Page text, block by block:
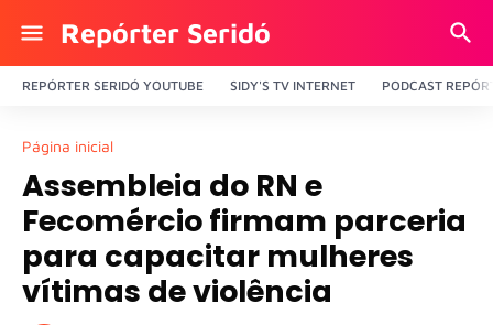
Repórter Seridó
REPÓRTER SERIDÓ YOUTUBE SIDY'S TV INTERNET PODCAST
Página inicial
Assembleia do RN e
Fecomércio firmam parceria
para capacitar mulheres
vítimas de violência